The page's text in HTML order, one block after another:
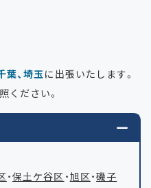
葉、埼玉に出張いたします。
ください。
・保土ケ谷区 ・旭区・磯子